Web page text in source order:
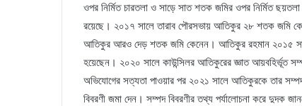
ওপর নির্মিত চারতলা ও সাড়ে সাত শতক জমির ওপর নির্মিত
রয়েছে। ২০১৭ সালে তারাব পৌরসভায় আতিকুর ২৮ শতক জমি
আতিকুর আরও দেড় শতক জমি কেনেন। আতিকুর রহমান ২০১৫ সালে
হয়েছেন। ২০২০ সালে কাউন্সিলর আতিকুরের জ্ঞাত আয়বহির্ভূত
অভিযোগের সত্যতা পাওয়ার পর ২০২১ সালে আতিকুরকে তার
বিবরণী জমা দেন। সম্পদ বিবরণীর তথ্য পর্যালোচনা করে দুদক